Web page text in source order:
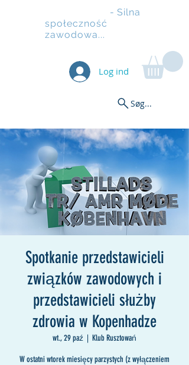
- Silna
społeczność
zawodowa...
Log ind
Søg...
Spotkanie przedstawicieli
związków zawodowych i
przedstawicieli służby
zdrowia w Kopenhadze
wt., 29 paź
  |
Klub Rusztowań
W ostatni wtorek miesięcy parzystych (z wyłączeniem